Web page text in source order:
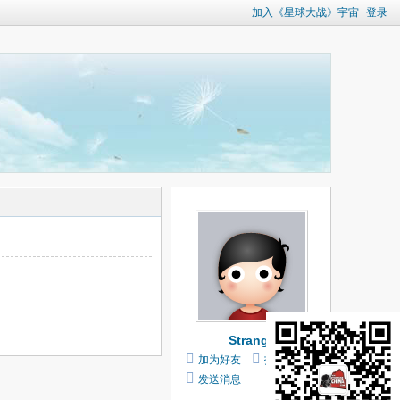
加入《星球大战》宇宙 登录
Strange
加为好友
打个招呼
发送消息